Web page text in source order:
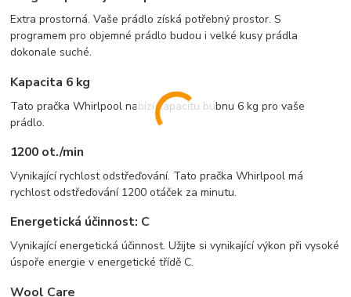
Extra prostorná. Vaše prádlo získá potřebný prostor. S
programem pro objemné prádlo budou i velké kusy prádla
dokonale suché.
Kapacita 6 kg
Tato pračka Whirlpool nabízí kapacitu bubnu 6 kg pro vaše
prádlo.
1200 ot./min
Vynikající rychlost odstřeďování. Tato pračka Whirlpool má
rychlost odstřeďování 1200 otáček za minutu.
Energetická účinnost: C
Vynikající energetická účinnost. Užijte si vynikající výkon při vysoké
úspoře energie v energetické třídě C.
Wool Care